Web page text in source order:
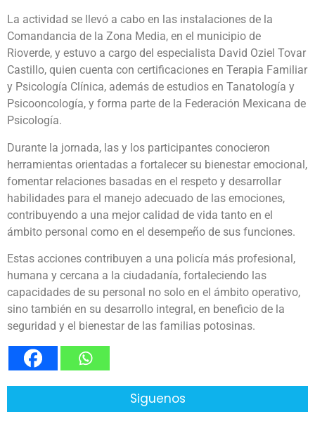
La actividad se llevó a cabo en las instalaciones de la
Comandancia de la Zona Media, en el municipio de
Rioverde, y estuvo a cargo del especialista David Oziel Tovar
Castillo, quien cuenta con certificaciones en Terapia Familiar
y Psicología Clínica, además de estudios en Tanatología y
Psicooncología, y forma parte de la Federación Mexicana de
Psicología.
Durante la jornada, las y los participantes conocieron
herramientas orientadas a fortalecer su bienestar emocional,
fomentar relaciones basadas en el respeto y desarrollar
habilidades para el manejo adecuado de las emociones,
contribuyendo a una mejor calidad de vida tanto en el
ámbito personal como en el desempeño de sus funciones.
Estas acciones contribuyen a una policía más profesional,
humana y cercana a la ciudadanía, fortaleciendo las
capacidades de su personal no solo en el ámbito operativo,
sino también en su desarrollo integral, en beneficio de la
seguridad y el bienestar de las familias potosinas.
Siguenos